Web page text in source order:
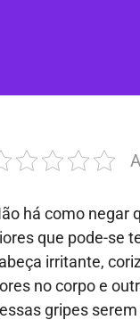
há como negar
que pode-se
irritante,
no corpo e
gripes